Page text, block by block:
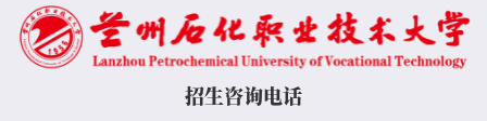
招生咨询电话